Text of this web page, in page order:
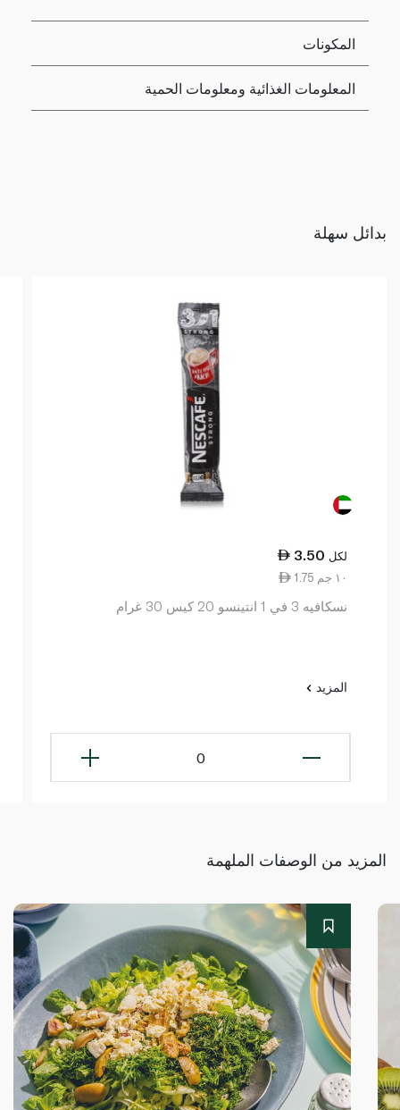
المكونات
المعلومات الغذائية ومعلومات الحمية
بدائل سهلة
3.50 لكل
1.75 ١٠ جم
نسكافيه 3 في 1 انتينسو 20 كيس 30 غرام
المزيد
0
المزيد من الوصفات الملهمة